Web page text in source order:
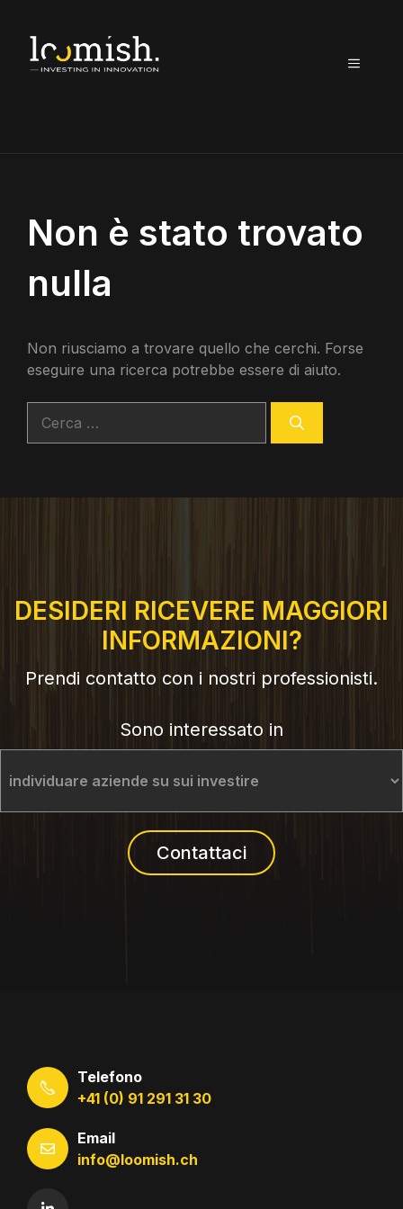
contenuto
MENU
Non è stato trovato
nulla
Non riusciamo a trovare quello che cerchi. Forse
eseguire una ricerca potrebbe essere di aiuto.
per:
DESIDERI RICEVERE MAGGIORI
INFORMAZIONI?
Prendi contatto con i nostri professionisti.
Sono interessato in
Contattaci
Telefono
+41 (0) 91 291 31 30
Email
info@loomish.ch